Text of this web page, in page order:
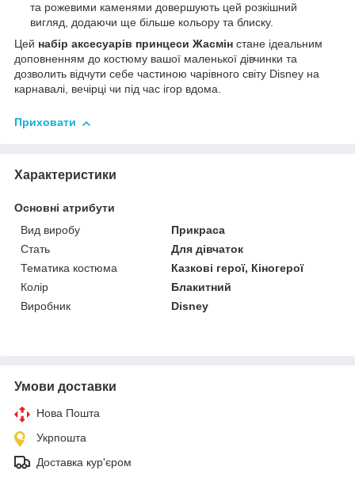
та рожевими каменями довершують цей розкішний
вигляд, додаючи ще більше кольору та блиску.
Цей набір аксесуарів принцеси Жасмін стане ідеальним
доповненням до костюму вашої маленької дівчинки та
дозволить відчути себе частиною чарівного світу Disney на
карнавалі, вечірці чи під час ігор вдома.
Приховати
Характеристики
Основні атрибути
Вид виробу
Прикраса
Стать
Для дівчаток
Тематика костюма
Казкові герої, Кіногерої
Колір
Блакитний
Виробник
Disney
Умови доставки
Нова Пошта
Укрпошта
Доставка кур'єром